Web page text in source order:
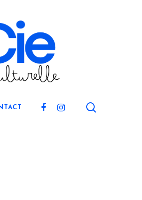
FACEBOOKINSTAGRAM